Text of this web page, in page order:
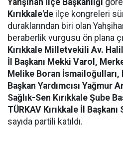
Kırıkkale'de ilçe kongreleri
duraklarından biri olan
beraberlik vurgusu ön plana
Kırıkkale Milletvekili Av.
İl Başkanı Mekki Varol,
Melike Boran İsmailoğulları,
Başkan Yardımcısı Yağmur
Sağlık-Sen Kırıkkale Şube
TÜRKAV Kırıkkale İl Başkanı
sayıda partili katıldı.